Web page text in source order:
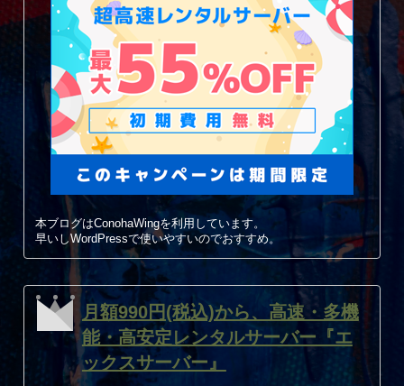
本ブログはConohaWingを利用しています。
早いしWordPressで使いやすいのでおすすめ。
月額990円(税込)から、高速・多機
能・高安定レンタルサーバー『エ
ックスサーバー』